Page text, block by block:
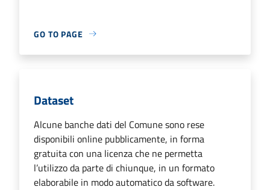
GO TO PAGE
Dataset
Alcune banche dati del Comune sono rese
disponibili online pubblicamente, in forma
gratuita con una licenza che ne permetta
l’utilizzo da parte di chiunque, in un formato
elaborabile in modo automatico da software.